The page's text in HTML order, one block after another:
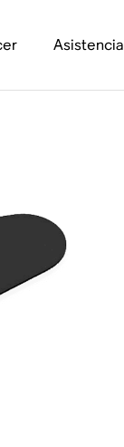
Asistencia